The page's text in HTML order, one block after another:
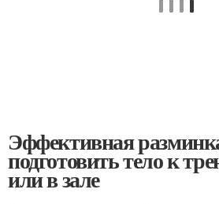
Эффективная
подготовить тело к
или в зале